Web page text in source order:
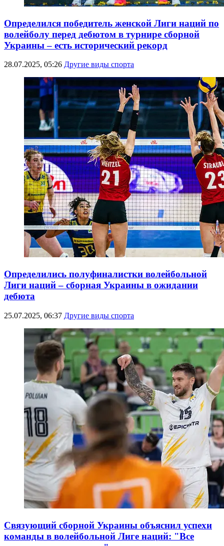
Определился победитель женской Лиги наций по
волейболу перед дебютом в турнире сборной
Украины – есть исторический рекорд
28.07.2025, 05:26 Другие виды спорта
Определились полуфиналистки волейбольной
Лиги наций – сборная Украины в ожидании
дебюта
25.07.2025, 06:37 Другие виды спорта
Связующий сборной Украины объяснил успехи
команды в волейбольной Лиге наций: "Все